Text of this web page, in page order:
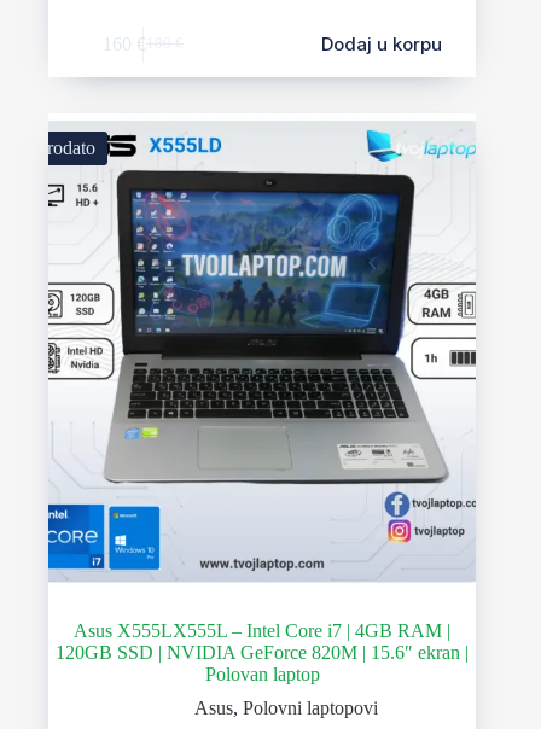
160 € Dodaj u korpu
Prodato
Asus X555LX555L – Intel Core i7 | 4GB RAM |
120GB SSD | NVIDIA GeForce 820M | 15.6″ ekran |
Polovan laptop
Asus,Polovni laptopovi